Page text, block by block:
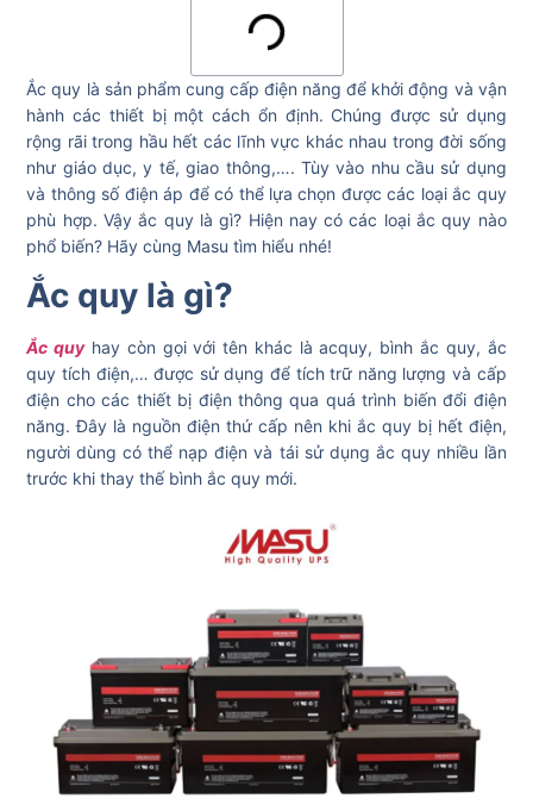
Ắc quy là sản phẩm cung cấp điện năng để khởi động và vận
hành các thiết bị một cách ổn định. Chúng được sử dụng
rộng rãi trong hầu hết các lĩnh vực khác nhau trong đời sống
như giáo dục, y tế, giao thông,…. Tùy vào nhu cầu sử dụng
và thông số điện áp để có thể lựa chọn được các loại ắc quy
phù hợp. Vậy ắc quy là gì? Hiện nay có các loại ắc quy nào
phổ biến? Hãy cùng Masu tìm hiểu nhé!
Ắc quy là gì?
Ắc quyhay còn gọi với tên khác là acquy, bình ắc quy, ắc
quy tích điện,… được sử dụng để tích trữ năng lượng và cấp
điện cho các thiết bị điện thông qua quá trình biến đổi điện
năng. Đây là nguồn điện thứ cấp nên khi ắc quy bị hết điện,
người dùng có thể nạp điện và tái sử dụng ắc quy nhiều lần
trước khi thay thế bình ắc quy mới.